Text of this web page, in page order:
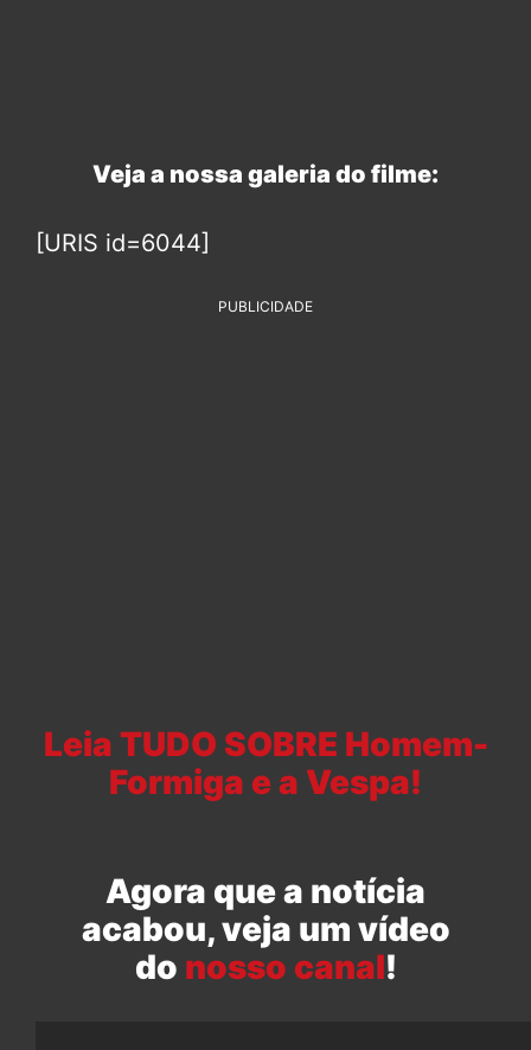
Veja a nossa galeria do filme:
[URIS id=6044]
PUBLICIDADE
Leia TUDO SOBRE Homem-
Formiga e a Vespa!
Agora que a notícia
acabou, veja um vídeo
do nosso canal!